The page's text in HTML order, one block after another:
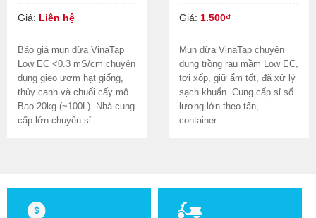
Giá: Liên hệ
Báo giá mụn dừa VinaTap
Low EC <0.3 mS/cm chuyên
dụng gieo ươm hạt giống,
thủy canh và chuối cấy mô.
Bao 20kg (~100L). Nhà cung
cấp lớn chuyên sỉ...
Giá: 1.500₫
Mụn dừa VinaTap chuyên
dụng trồng rau mầm Low EC,
tơi xốp, giữ ẩm tốt, đã xử lý
sạch khuẩn. Cung cấp sỉ số
lượng lớn theo tấn,
container...